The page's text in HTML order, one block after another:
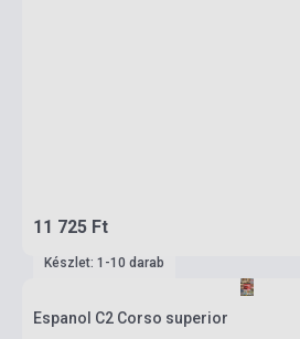
11 725 Ft
Készlet: 1-10 darab
Espanol C2 Corso superior